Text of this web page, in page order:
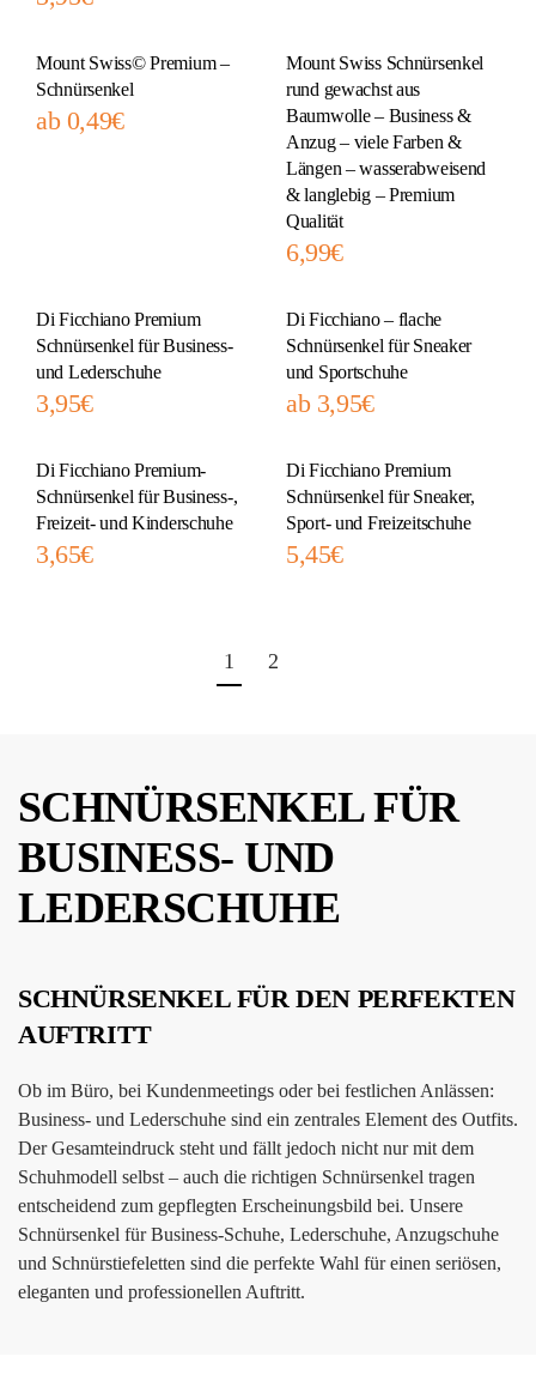
Mount Swiss© Premium –
Schnürsenkel
ab 0,49€
Mount Swiss Schnürsenkel
rund gewachst aus
Baumwolle – Business &
Anzug – viele Farben &
Längen – wasserabweisend
& langlebig – Premium
Qualität
6,99€
Di Ficchiano Premium
Schnürsenkel für Business-
und Lederschuhe
3,95€
Di Ficchiano – flache
Schnürsenkel für Sneaker
und Sportschuhe
ab 3,95€
Di Ficchiano Premium-
Schnürsenkel für Business-,
Freizeit- und Kinderschuhe
3,65€
Di Ficchiano Premium
Schnürsenkel für Sneaker,
Sport- und Freizeitschuhe
5,45€
1 2
SCHNÜRSENKEL FÜR
BUSINESS- UND
LEDERSCHUHE
SCHNÜRSENKEL FÜR DEN PERFEKTEN
AUFTRITT
Ob im Büro, bei Kundenmeetings oder bei festlichen Anlässen:
Business- und Lederschuhe sind ein zentrales Element des Outfits.
Der Gesamteindruck steht und fällt jedoch nicht nur mit dem
Schuhmodell selbst – auch die richtigen Schnürsenkel tragen
entscheidend zum gepflegten Erscheinungsbild bei. Unsere
Schnürsenkel für Business-Schuhe, Lederschuhe, Anzugschuhe
und Schnürstiefeletten sind die perfekte Wahl für einen seriösen,
eleganten und professionellen Auftritt.